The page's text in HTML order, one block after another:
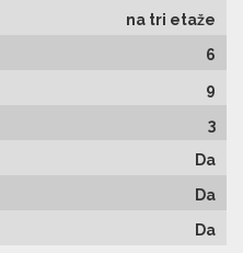
na tri etaže
6
9
3
Da
Da
Da